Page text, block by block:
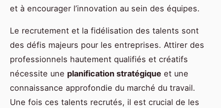
et à encourager l’innovation au sein des équipes.
Le recrutement et la fidélisation des talents sont
des défis majeurs pour les entreprises. Attirer des
professionnels hautement qualifiés et créatifs
nécessite une planification stratégique et une
connaissance approfondie du marché du travail.
Une fois ces talents recrutés, il est crucial de les